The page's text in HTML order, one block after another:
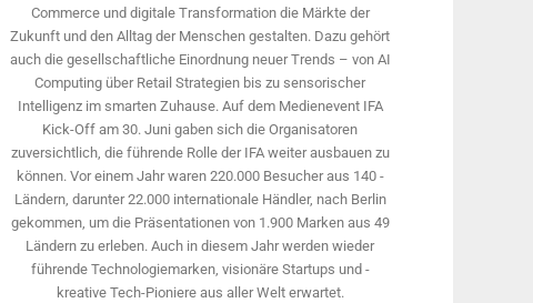
Commerce und digitale Trans­formation die Märkte der
Zukunft und den Alltag der Menschen gestalten. Dazu gehört
auch die gesellschaftliche Einordnung neuer Trends – von AI
Computing über Retail Strategien bis zu sensorischer
Intelligenz im smarten Zuhause. Auf dem Medien­event IFA
Kick-Off am 30. Juni gaben sich die Organisatoren
zuversichtlich, die führende Rolle der IFA weiter ausbauen zu
können. Vor einem Jahr ­waren 220.000 Besucher aus 140 ­
Ländern, ­darunter 22.000 internationale Händler, nach Berlin
gekommen, um die Präsen­tationen von 1.900 Marken aus 49
Ländern zu erleben. Auch in diesem Jahr werden wieder
führende Technologiemarken, visionäre Startups und ­
kreative Tech-Pioniere aus aller Welt erwartet.